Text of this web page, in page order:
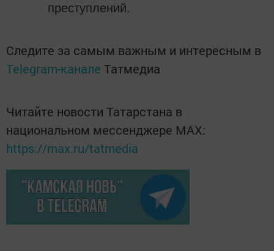
преступлений.
Следите за самым важным и интересным в
Telegram-канале Татмедиа
Читайте новости Татарстана в
национальном мессенджере MАХ:
https://max.ru/tatmedia